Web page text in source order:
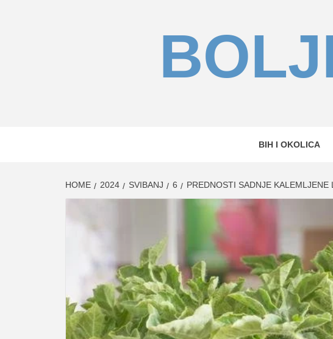
BIH I OKOLICA
HOME 2024 SVIBANJ 6 PREDNOSTI SADNJE KALEMLJENE